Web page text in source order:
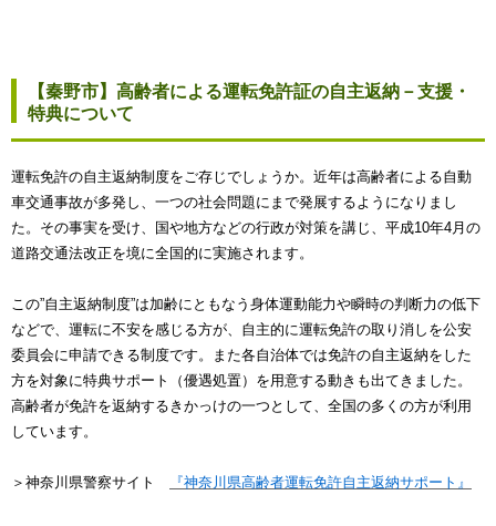
【秦野市】高齢者による運転免許証の自主返納－支援・
特典について
運転免許の自主返納制度をご存じでしょうか。近年は高齢者による自動
車交通事故が多発し、一つの社会問題にまで発展するようになりまし
た。その事実を受け、国や地方などの行政が対策を講じ、平成10年4月の
道路交通法改正を境に全国的に実施されます。
この”自主返納制度”は加齢にともなう身体運動能力や瞬時の判断力の低下
などで、運転に不安を感じる方が、自主的に運転免許の取り消しを公安
委員会に申請できる制度です。また各自治体では免許の自主返納をした
方を対象に特典サポート（優遇処置）を用意する動きも出てきました。
高齢者が免許を返納するきかっけの一つとして、全国の多くの方が利用
しています。
＞神奈川県警察サイト 『神奈川県高齢者運転免許自主返納サポート』